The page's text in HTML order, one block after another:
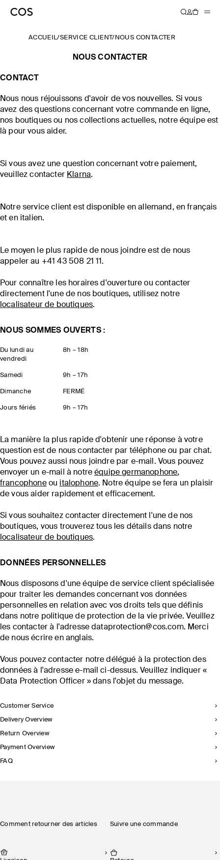
ACCUEIL/SERVICE CLIENT/ NOUS CONTACTER
NOUS CONTACTER
CONTACT
Nous nous réjouissons d'avoir de vos nouvelles. Si vous
avez des questions concernant votre commande en ligne,
nos boutiques ou nos collections actuelles, notre équipe est
là pour vous aider.
Si vous avez une question concernant votre paiement,
veuillez contacter Klarna.
Notre service client est disponible en allemand, en français
et en italien.
Le moyen le plus rapide de nous joindre est de nous
appeler au +41 43 508 21 11.
Pour connaître les horaires d'ouverture ou contacter
directement l'une de nos boutiques, utilisez notre
localisateur de boutiques.
NOUS SOMMES OUVERTS :
Du lundi au
vendredi
8h – 18h
Samedi 9h – 17h
Dimanche FERMÉ
Jours fériés 9h – 17h
La manière la plus rapide d'obtenir une réponse à votre
question est de nous contacter par téléphone ou par chat.
Vous pouvez aussi nous joindre par e-mail. Vous pouvez
envoyer un e-mail à notreéquipe germanophone,
francophoneou italophone. Notre équipe se fera un plaisir
de vous aider rapidement et efficacement.
Si vous souhaitez contacter directement l'une de nos
boutiques, vous trouverez tous les détails dans notre
localisateur de boutiques.
DONNÉES PERSONNELLES
Nous disposons d'une équipe de service client spécialisée
pour traiter les demandes concernant vos données
personnelles en relation avec vos droits tels que définis
dans notre politique de protection de la vie privée. Veuillez
les contacter à l'adresse dataprotection@cos.com. Merci
de nous écrire en anglais.
Vous pouvez contacter notre délégué à la protection des
données à l'adresse e-mail ci-dessus. Veuillez indiquer «
Data Protection Officer » dans l'objet du message.
Customer Service
Delivery Overview
Return Overview
Payment Overview
FAQ
Comment retourner des articles Suivre une commande